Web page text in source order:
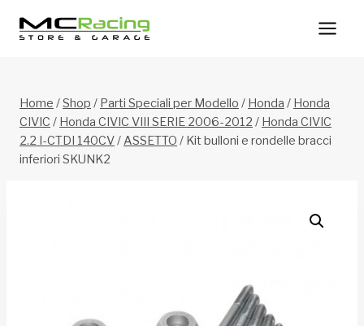
Home /Shop / Parti Speciali per Modello / Honda / Honda
CIVIC / Honda CIVIC VIII SERIE 2006-2012 / Honda CIVIC
2.2 I-CTDI 140CV/ASSETTO / Kit bulloni e rondelle bracci
inferiori SKUNK2